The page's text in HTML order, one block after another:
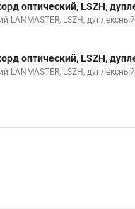
оптический, LSZH,
LANMASTER, LSZH,
оптический, LSZH,
LANMASTER, LSZH,